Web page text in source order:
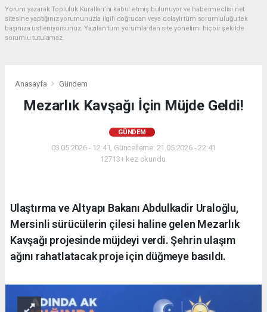
Yorum yazarak Topluluk Kuralları’nı kabul etmiş bulunuyor ve habermeclisi.net
sitesine yaptığınız yorumunuzla ilgili doğrudan veya dolaylı tüm sorumluluğu tek
başınıza üstleniyorsunuz. Yazılan tüm yorumlardan site yönetimi hiçbir şekilde
sorumlu tutulamaz.
Anasayfa Gündem
Mezarlık Kavşağı İçin Müjde Geldi!
GÜNDEM
03.05.2026 - 12:41, Güncelleme: 21.05.2026 - 22:41
12713+ kez okundu.
Ulaştırma ve Altyapı Bakanı Abdulkadir Uraloğlu,
Mersinli sürücülerin çilesi haline gelen Mezarlık
Kavşağı projesinde müjdeyi verdi. Şehrin ulaşım
ağını rahatlatacak proje için düğmeye basıldı.